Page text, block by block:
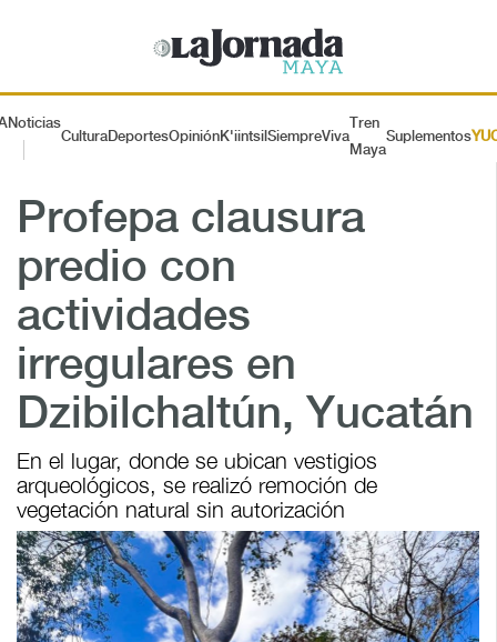
Noticias
CulturaDeportesOpiniónK'iintsil SiempreViva
Tren
Maya
Suplementos
Profepa clausura
predio con
actividades
irregulares en
Dzibilchaltún, Yucatán
En el lugar, donde se ubican vestigios
arqueológicos, se realizó remoción de
vegetación natural sin autorización